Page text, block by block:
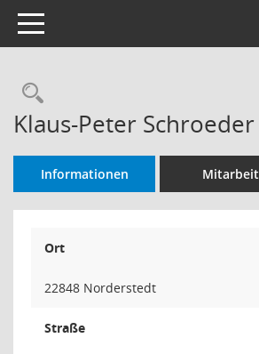
Toggle navigation
Rechercheauswahl
Klaus-Peter Schroeder
Informationen Mitarbeit
Ort
22848 Norderstedt
Straße